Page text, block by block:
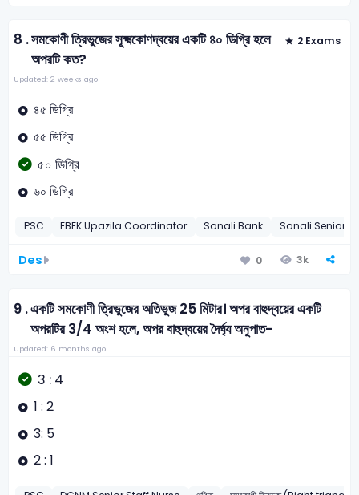
8 .সমকোণী ত্রিভুজের সূক্ষ্মকোণদ্বয়ের একটি ৪০ ডিগ্রি হলে
অপরটি কত?
2 Exams
Updated: 2 weeks ago
৪৫ ডিগ্রি
৫৫ ডিগ্রি
৫০ ডিগ্রি
৬০ ডিগ্রি
PSC EBEK Upazila Coordinator Sonali Bank Sonali Senior
Des 0 3k
9 .একটি সমকোণী ত্রিভুজের অতিভুজ 25 মিটার। অপর বাহুদ্বয়ের একটি
অপরটির 3/4 অংশ হলে, অপর বাহুদ্বয়ের দৈর্ঘ্য অনুপাত-
Updated: 6 months ago
3 : 4
1 : 2
3: 5
2 : 1